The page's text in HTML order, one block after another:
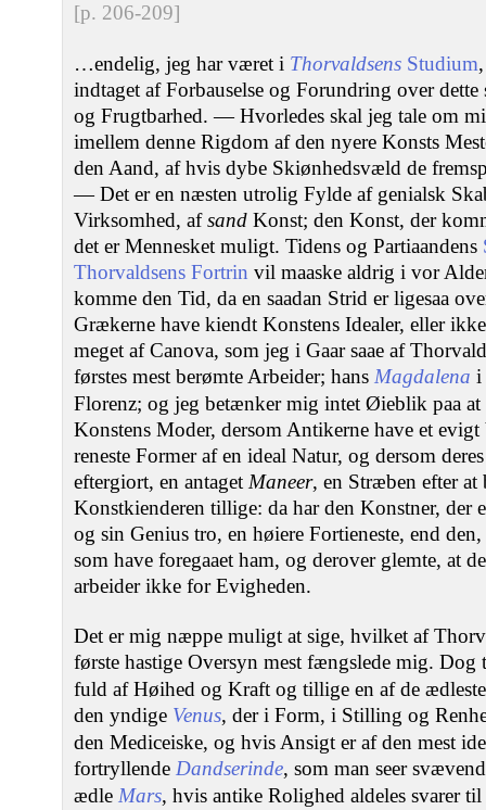
[p. 206-209]
…endelig, jeg har været i Thorvaldsens Studium
indtaget af Forbauselse og Forundring over
og Frugtbarhed. — Hvorledes skal jeg tale om
imellem denne Rigdom af den nyere Konsts
den Aand, af hvis dybe Skiønhedsvæld de
— Det er en næsten utrolig Fylde af genialsk
Virksomhed, afsand Konst; den Konst, der
det er Mennesket muligt. Tidens og Partiaandens
Thorvaldsens Fortrin vil maaske aldrig i vor
komme den Tid, da en saadan Strid er ligesaa
Grækerne have kiendt Konstens Idealer, eller
meget af Canova, som jeg i Gaar saae af
førstes mest berømte Arbeider; hans Magdalena i
Florenz; og jeg betænker mig intet Øieblik paa at
Konstens Moder, dersom Antikerne have et
reneste Former af en ideal Natur, og dersom
eftergiort, en antaget Maneer, en Stræben efter at
Konstkienderen tillige: da har den Konstner, der
og sin Genius tro, en høiere Fortieneste, end
som have foregaaet ham, og derover glemte, at
arbeider ikke for Evigheden.
Det er mig næppe muligt at sige, hvilket af
første hastige Oversyn mest fængslede mig.
fuld af Høihed og Kraft og tillige en af de
den yndige Venus, der i Form, i Stilling og
den Mediceiske, og hvis Ansigt er af den mest
fortryllende Dandserinde, som man seer
ædle Mars, hvis antike Rolighed aldeles svarer